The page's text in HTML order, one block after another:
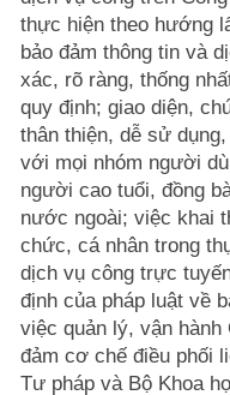
thực hiện theo hướng
bảo đảm thông tin và
xác, rõ ràng, thống
quy định; giao diện,
thân thiện, dễ sử
với mọi nhóm người
người cao tuổi, đồng
nước ngoài; việc khai
chức, cá nhân trong
dịch vụ công trực
định của pháp luật về
việc quản lý, vận hành
đảm cơ chế điều phối
Tư pháp và Bộ Khoa